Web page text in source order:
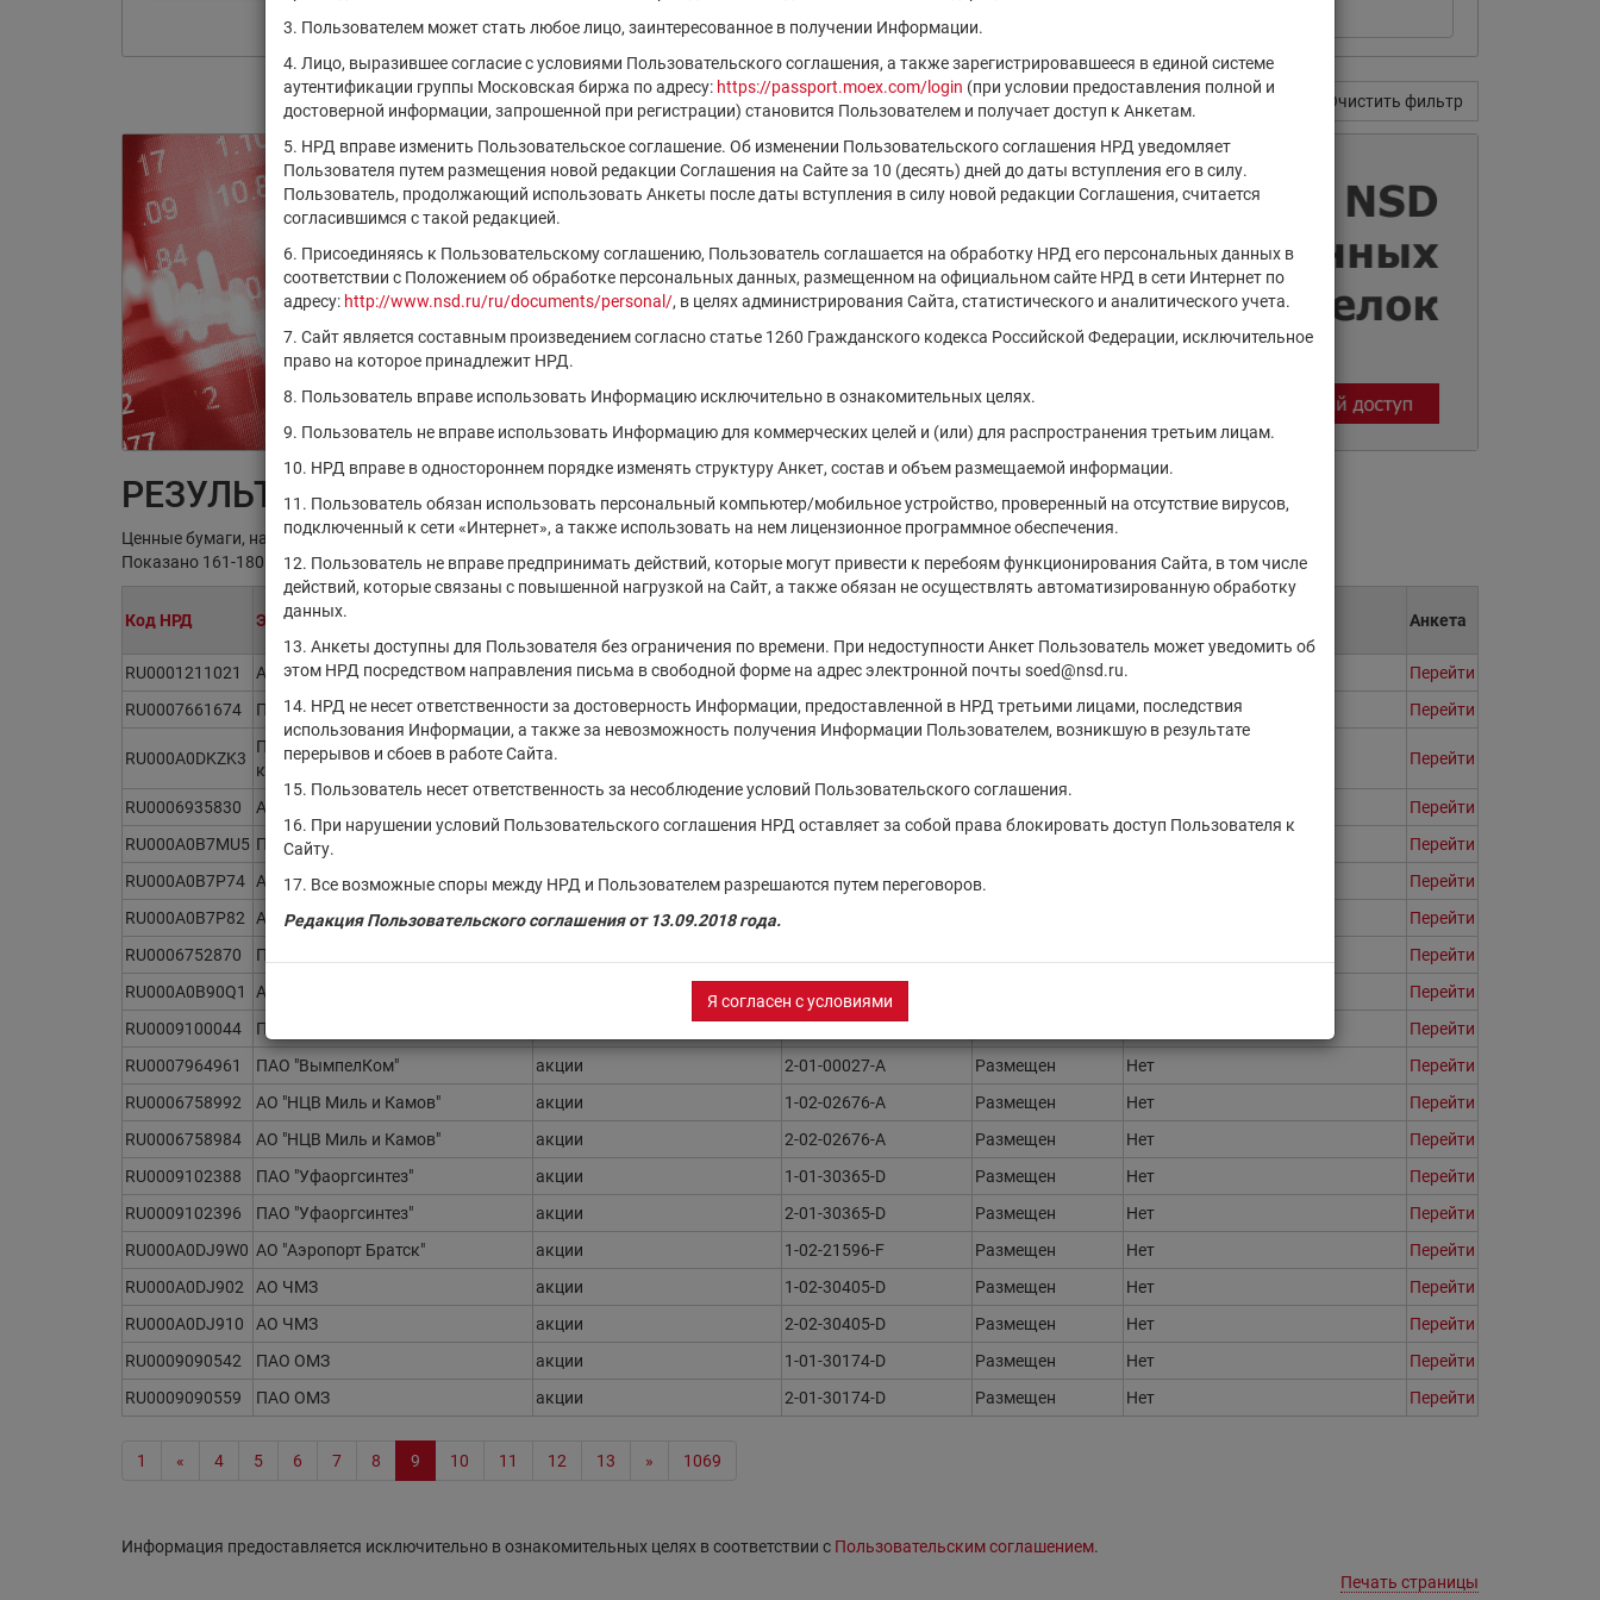
3. Пользователем может стать любое лицо, заинтересованное в получении Информации.
4. Лицо, выразившее согласие с условиями Пользовательского соглашения, а также зарегистрировавшееся в единой системе
аутентификации группы Московская биржа по адресу: https://passport.moex.com/login (при условии предоставления полной и
достоверной информации, запрошенной при регистрации) становится Пользователем и получает доступ к Анкетам.
5. НРД вправе изменить Пользовательское соглашение. Об изменении Пользовательского соглашения НРД уведомляет
Пользователя путем размещения новой редакции Соглашения на Сайте за 10 (десять) дней до даты вступления его в силу.
Пользователь, продолжающий использовать Анкеты после даты вступления в силу новой редакции Соглашения, считается
согласившимся с такой редакцией.
6. Присоединяясь к Пользовательскому соглашению, Пользователь соглашается на обработку НРД его персональных данных в
соответствии с Положением об обработке персональных данных, размещенном на официальном сайте НРД в сети Интернет по
адресу: http://www.nsd.ru/ru/documents/personal/, в целях администрирования Сайта, статистического и аналитического учета.
7. Сайт является составным произведением согласно статье 1260 Гражданского кодекса Российской Федерации, исключительное
право на которое принадлежит НРД.
8. Пользователь вправе использовать Информацию исключительно в ознакомительных целях.
9. Пользователь не вправе использовать Информацию для коммерческих целей и (или) для распространения третьим лицам.
10. НРД вправе в одностороннем порядке изменять структуру Анкет, состав и объем размещаемой информации.
11. Пользователь обязан использовать персональный компьютер/мобильное устройство, проверенный на отсутствие вирусов,
подключенный к сети «Интернет», а также использовать на нем лицензионное программное обеспечения.
12. Пользователь не вправе предпринимать действий, которые могут привести к перебоям функционирования Сайта, в том числе
действий, которые связаны с повышенной нагрузкой на Сайт, а также обязан не осуществлять автоматизированную обработку
данных.
13. Анкеты доступны для Пользователя без ограничения по времени. При недоступности Анкет Пользователь может уведомить об
этом НРД посредством направления письма в свободной форме на адрес электронной почты soed@nsd.ru.
14. НРД не несет ответственности за достоверность Информации, предоставленной в НРД третьими лицами, последствия
использования Информации, а также за невозможность получения Информации Пользователем, возникшую в результате
перерывов и сбоев в работе Сайта.
15. Пользователь несет ответственность за несоблюдение условий Пользовательского соглашения.
16. При нарушении условий Пользовательского соглашения НРД оставляет за собой права блокировать доступ Пользователя к
Сайту.
17. Все возможные споры между НРД и Пользователем разрешаются путем переговоров.
Редакция Пользовательского соглашения от 13.09.2018 года.
Я согласен с условиями
Очистить фильтр
РЕЗУЛЬТАТЫ ПОИСКА:
Ценные бумаги, находящиеся на обслуживании в НРД на 08.08.2026
Показано 161-180 из 21369 найденных ценных бумаг.
Код НРД Эмитент/ИФ/ИП Анкета
RU0001211021 АО "Тулачермет" акции 2-02-02072-A Размещен Нет
Перейти
RU0007661674
ПАО "Дорогобуж" акции 1-01-02153-A Размещен Нет Перейти
RU000A0DKZK3
ПАО "Калужская сбытовая
компания"
акции Перейти
RU0006935830 АО "ОМПК"
Перейти
RU000A0B7MU5 ПАО "Туланефтепродукт"
Перейти
RU000A0B7P74
АО "Ургалуголь" акции 1-02-30363-F Размещен
Перейти
RU000A0B7P82
АО "Ургалуголь" акции
Перейти
RU0006752870
ПАО "Запсибгазпром"
Перейти
RU000A0B90Q1
АО "Севералмаз"
Перейти
RU0009100044
ПАО "ВымпелКом" 1-02-00027-A
Перейти
RU0007964961
ПАО "ВымпелКом" акции 2-01-00027-A Размещен Нет
Перейти
RU0006758992
АО "НЦВ Миль и Камов" акции 1-02-02676-A Размещен Нет
Перейти
RU0006758984
АО "НЦВ Миль и Камов" акции 2-02-02676-A Размещен Нет
Перейти
RU0009102388
ПАО "Уфаоргсинтез" акции 1-01-30365-D Размещен Нет
Перейти
RU0009102396
ПАО "Уфаоргсинтез" акции 2-01-30365-D Размещен Нет
Перейти
RU000A0DJ9W0 АО "Аэропорт Братск" акции 1-02-21596-F Размещен Нет
Перейти
RU000A0DJ902
АО ЧМЗ акции 1-02-30405-D Размещен Нет
Перейти
RU000A0DJ910
АО ЧМЗ акции 2-02-30405-D Размещен Нет
Перейти
RU0009090542
ПАО ОМЗ акции 1-01-30174-D Размещен Нет
Перейти
RU0009090559
ПАО ОМЗ акции 2-01-30174-D Размещен Нет Перейти
1 « 4 5 6 7 8 9 10 11 12 13 » 1069
Информация предоставляется исключительно в ознакомительных целях в соответствии с Пользовательским соглашением.
Печать страницы